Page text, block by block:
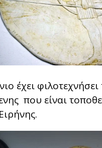
έχει
που είναι